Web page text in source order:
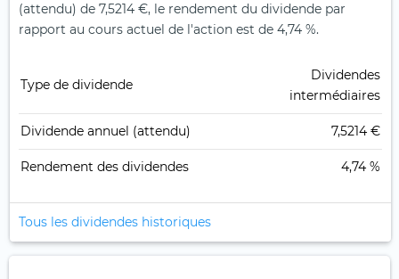
(attendu) de 7,5214 €, le rendement du dividende par
rapport au cours actuel de l'action est de 4,74 %.
Type de dividende
Dividendes
intermédiaires
Dividende annuel (attendu) 7,5214 €
Rendement des dividendes 4,74 %
Tous les dividendes historiques